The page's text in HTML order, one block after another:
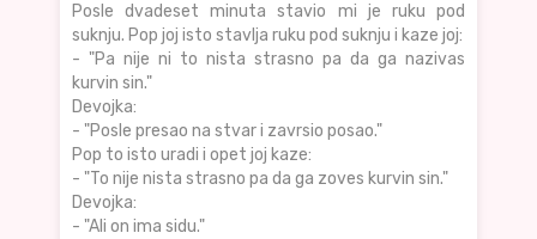
Posle dvadeset minuta stavio mi je ruku pod
suknju. Pop joj isto stavlja ruku pod suknju i kaze joj:
- "Pa nije ni to nista strasno pa da ga nazivas
kurvin sin."
Devojka:
- "Posle presao na stvar i zavrsio posao."
Pop to isto uradi i opet joj kaze:
- "To nije nista strasno pa da ga zoves kurvin sin."
Devojka:
- "Ali on ima sidu."